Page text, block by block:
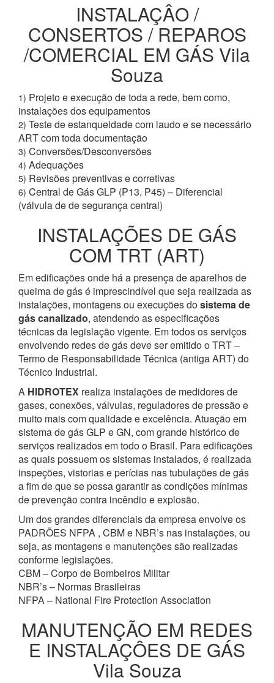
INSTALAÇÂO /
CONSERTOS / REPAROS
/COMERCIAL EM GÁS Vila
Souza
1) Projeto e execução de toda a rede, bem como,
instalações dos equipamentos
2) Teste de estanqueidade com laudo e se necessário
ART com toda documentação
3) Conversões/Desconversões
4) Adequações
5) Revisões preventivas e corretivas
6) Central de Gás GLP (P13, P45) – Diferencial
(válvula de de segurança central)
INSTALAÇÕES DE GÁS
COM TRT (ART)
Em edificações onde há a presença de aparelhos de
queima de gás é imprescindível que seja realizada as
instalações, montagens ou execuções dosistema de
gás canalizado, atendendo as especificações
técnicas da legislação vigente. Em todos os serviços
envolvendo redes de gás deve ser emitido o TRT –
Termo de Responsabilidade Técnica (antiga ART) do
Técnico Industrial.
A HIDROTEX realiza instalações de medidores de
gases, conexões, válvulas, reguladores de pressão e
muito mais com qualidade e excelência. Atuação em
sistema de gás GLP e GN, com grande histórico de
serviços realizados em todo o Brasil. Para edificações
as quais possuem os sistemas instalados, é realizada
inspeções, vistorias e perícias nas tubulações de gás
a fim de que se possa garantir as condições mínimas
de prevenção contra incêndio e explosão.
Um dos grandes diferenciais da empresa envolve os
PADRÕES NFPA , CBM e NBR’s nas instalações, ou
seja, as montagens e manutenções são realizadas
conforme legislações.
CBM – Corpo de Bombeiros Militar
NBR’s – Normas Brasileiras
NFPA – National Fire Protection Association
MANUTENÇÃO EM REDES
E INSTALAÇÔES DE GÁS
Vila Souza